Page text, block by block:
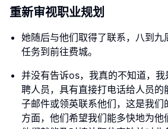
重新审视职业规划
她随后与他们取得了联系，八到九
任务到前往费城。
并没有告诉os，我真的不知道，
聘人员，具有直接打电话给人员的
子邮件或领英联系他们，这是我们
方面，他们希望我们能多快地为他